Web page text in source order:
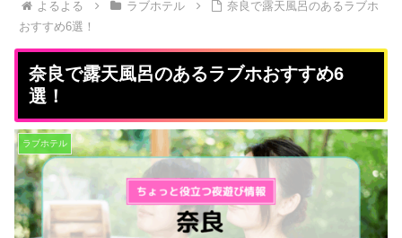
よるよる ラブホテル
奈良で露天風呂のあるラブホ
おすすめ6選！
奈良で露天風呂のあるラブホおすすめ6
選！
ラブホテル